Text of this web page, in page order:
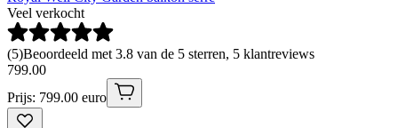
Veel verkocht
(5)Beoordeeld met 3.8 van de 5 sterren, 5 klantreviews
799.00
Prijs: 799.00 euro